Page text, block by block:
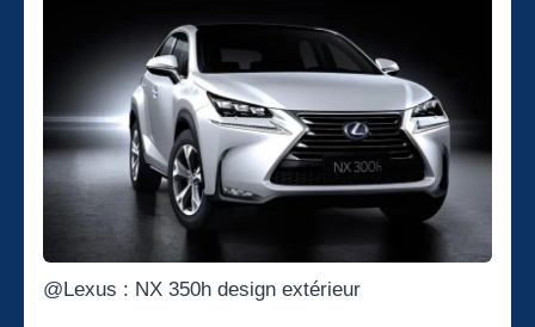
@Lexus : NX 350h design extérieur